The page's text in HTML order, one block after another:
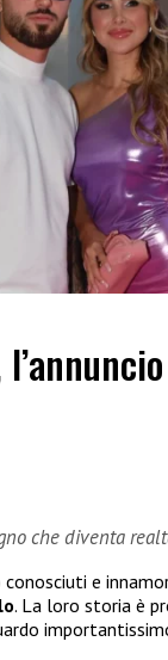
che diventa
conosciuti e
. La loro storia è